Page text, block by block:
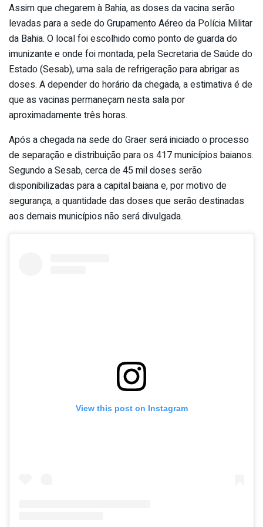
Assim que chegarem à Bahia, as doses da vacina serão
levadas para a sede do Grupamento Aéreo da Polícia Militar
da Bahia. O local foi escolhido como ponto de guarda do
imunizante e onde foi montada, pela Secretaria de Saúde do
Estado (Sesab), uma sala de refrigeração para abrigar as
doses. A depender do horário da chegada, a estimativa é de
que as vacinas permaneçam nesta sala por
aproximadamente três horas.
Após a chegada na sede do Graer será iniciado o processo
de separação e distribuição para os 417 municípios baianos.
Segundo a Sesab, cerca de 45 mil doses serão
disponibilizadas para a capital baiana e, por motivo de
segurança, a quantidade das doses que serão destinadas
aos demais municípios não será divulgada.
View this post on Instagram